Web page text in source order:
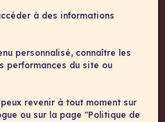
à des informations
personnalisé, connaître les
performances du site ou
revenir à tout moment sur
ou sur la page "Politique de